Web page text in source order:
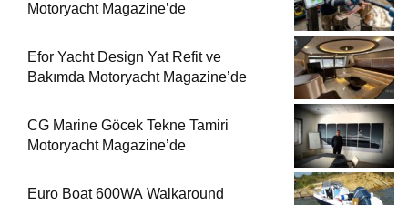
Motoryacht Magazine’de
Efor Yacht Design Yat Refit ve
Bakımda Motoryacht Magazine’de
CG Marine Göcek Tekne Tamiri
Motoryacht Magazine’de
Euro Boat 600WA Walkaround